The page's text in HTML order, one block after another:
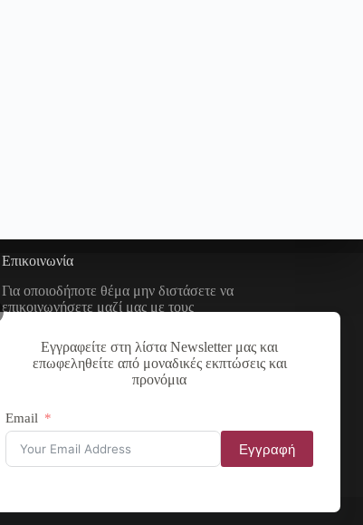
Εγγραφείτε στη λίστα Newsletter μας και
επωφεληθείτε από μοναδικές εκπτώσεις και
προνόμια
Email
Εγγραφή
Επικοινωνία
Για οποιοδήποτε θέμα μην διστάσετε να
επικοινωνήσετε μαζί μας με τους
παρακάτω τρόπους
Διεύθυνση:
Νικολάου Χάσου 19, ΤΚ
+30 2385 503290
Email:
theartstore.gr.social@gmail